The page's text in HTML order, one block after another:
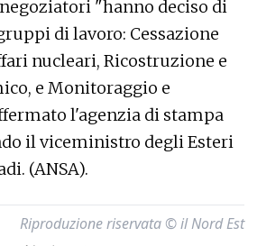
"hanno deciso di
di lavoro: Cessazione
nucleari, Ricostruzione e
e Monitoraggio e
l'agenzia di stampa
il viceministro degli Esteri
(ANSA).
Riproduzione riservata © il Nord Est